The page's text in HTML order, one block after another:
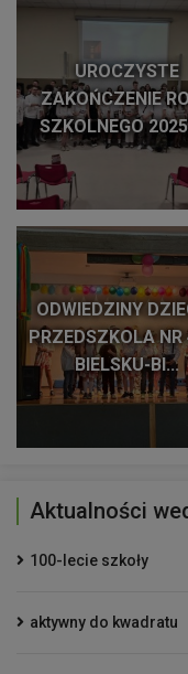
UROCZYSTE
ZAKOŃCZENIE
SZKOLNEGO
ODWIEDZINY
PRZEDSZKOLA NR
BIELSKU-BI...
Aktualności
100-lecie szkoły
aktywny do kwadratu